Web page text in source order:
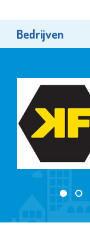
Bedrijven